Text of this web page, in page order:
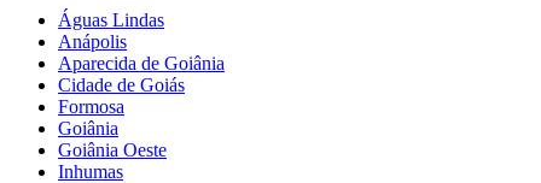
Águas Lindas
Anápolis
Aparecida de Goiânia
Cidade de Goiás
Formosa
Goiânia
Goiânia Oeste
Inhumas